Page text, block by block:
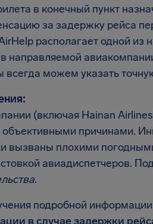
в конечный пункт
за задержку рейса
располагает одной из
направляемой
всегда можем указать
(включая Hainan
причинами.
вызваны плохими
авиадиспетчеров.
.
подробной
в случае задержки